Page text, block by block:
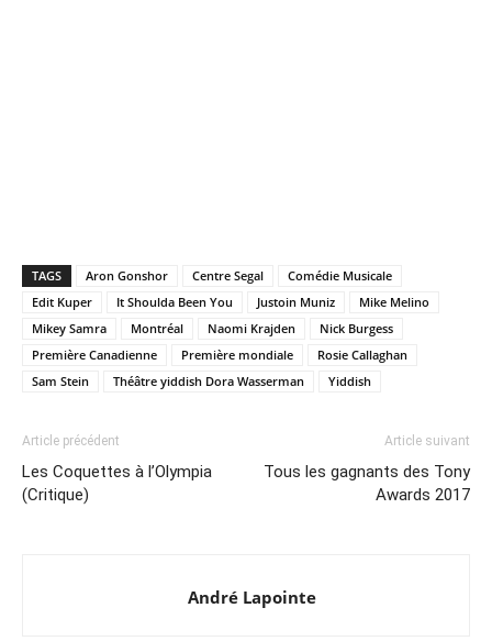
TAGS Aron Gonshor Centre Segal
Comédie Musicale
Edit Kuper
It Shoulda Been You Justoin Muniz
Mike Melino
Mikey Samra
Montréal Naomi Krajden
Nick Burgess
Première Canadienne
Première mondiale
Rosie Callaghan
Sam Stein
Théâtre yiddish Dora Wasserman Yiddish
Article précédent
Les Coquettes à l’Olympia
(Critique)
Article suivant
Tous les gagnants des Tony
Awards 2017
André Lapointe